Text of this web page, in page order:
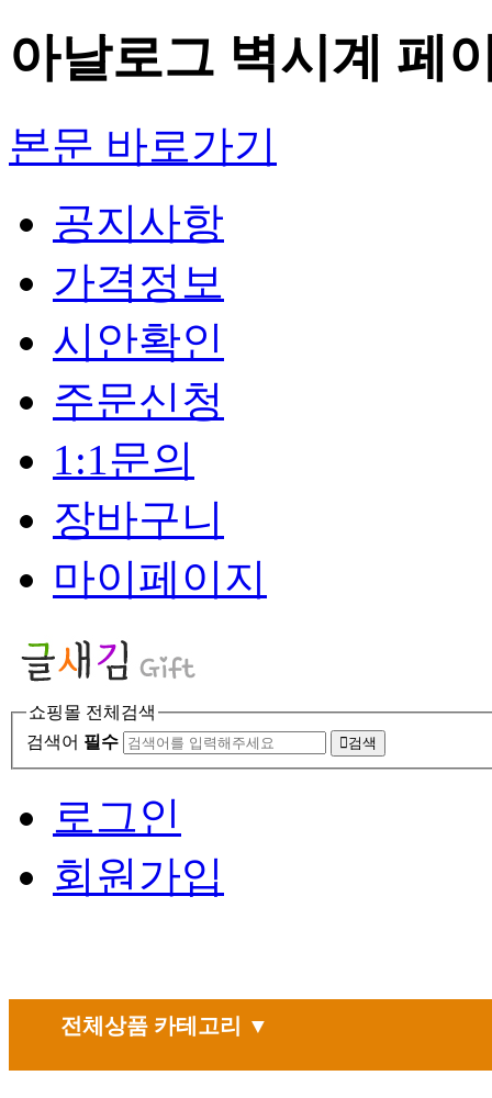
아날로그 벽시계 페
본문 바로가기
공지사항
가격정보
시안확인
주문신청
1:1문의
장바구니
마이페이지
쇼핑몰 전체검색
검색어 필수 검색
로그인
회원가입
전체상품 카테고리 ▼